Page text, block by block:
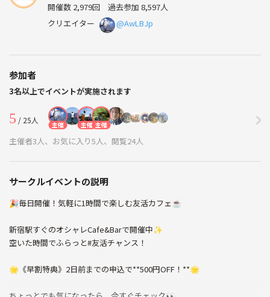
開催数 2,979回 過去参加 8,597人
クリエイター
@AwLBJp
参加者
3名以上でイベントが実施されます
5 / 25人 主催 主催 主催
主催者3人、お気に入り5人、閲覧24人
サークルイベントの説明
🎉毎日開催！気軽に1時間で楽しむ友活カフェ☕️
新宿駅すぐのオシャレCafe&Barで開催中✨
空いた時間でふらっと#友活チャンス！
🌟《早割特典》2日前までの申込で**500円OFF！**🌟